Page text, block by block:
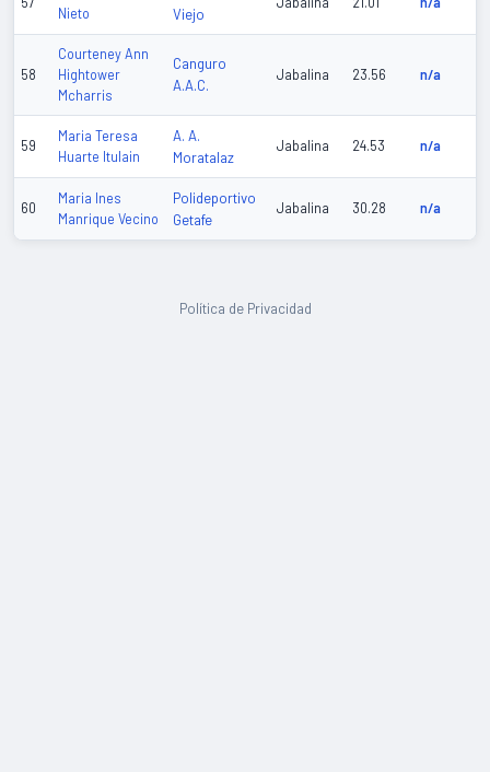
Nieto
Viejo
58
Courteney Ann
Hightower
Mcharris
Canguro
A.A.C.
Jabalina 23.56 n/a
59
Maria Teresa
Huarte Itulain
A. A.
Moratalaz
Jabalina 24.53 n/a
60
Maria Ines
Manrique Vecino
Polideportivo
Getafe
Jabalina 30.28 n/a
Política de Privacidad